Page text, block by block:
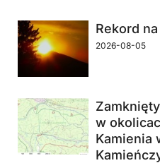
Rekord
2026-08-05
w
Kamienia